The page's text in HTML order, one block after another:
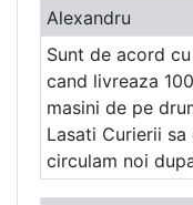
Alexandru
Sunt de acord
cand livreaza
masini de pe
Lasati Curierii
circulam noi